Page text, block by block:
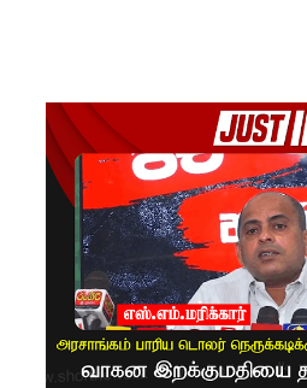
மோதல்:
சந்தேகநப
ர்கள் 62
உயர்வு
நான்கு
மாவட்டங்